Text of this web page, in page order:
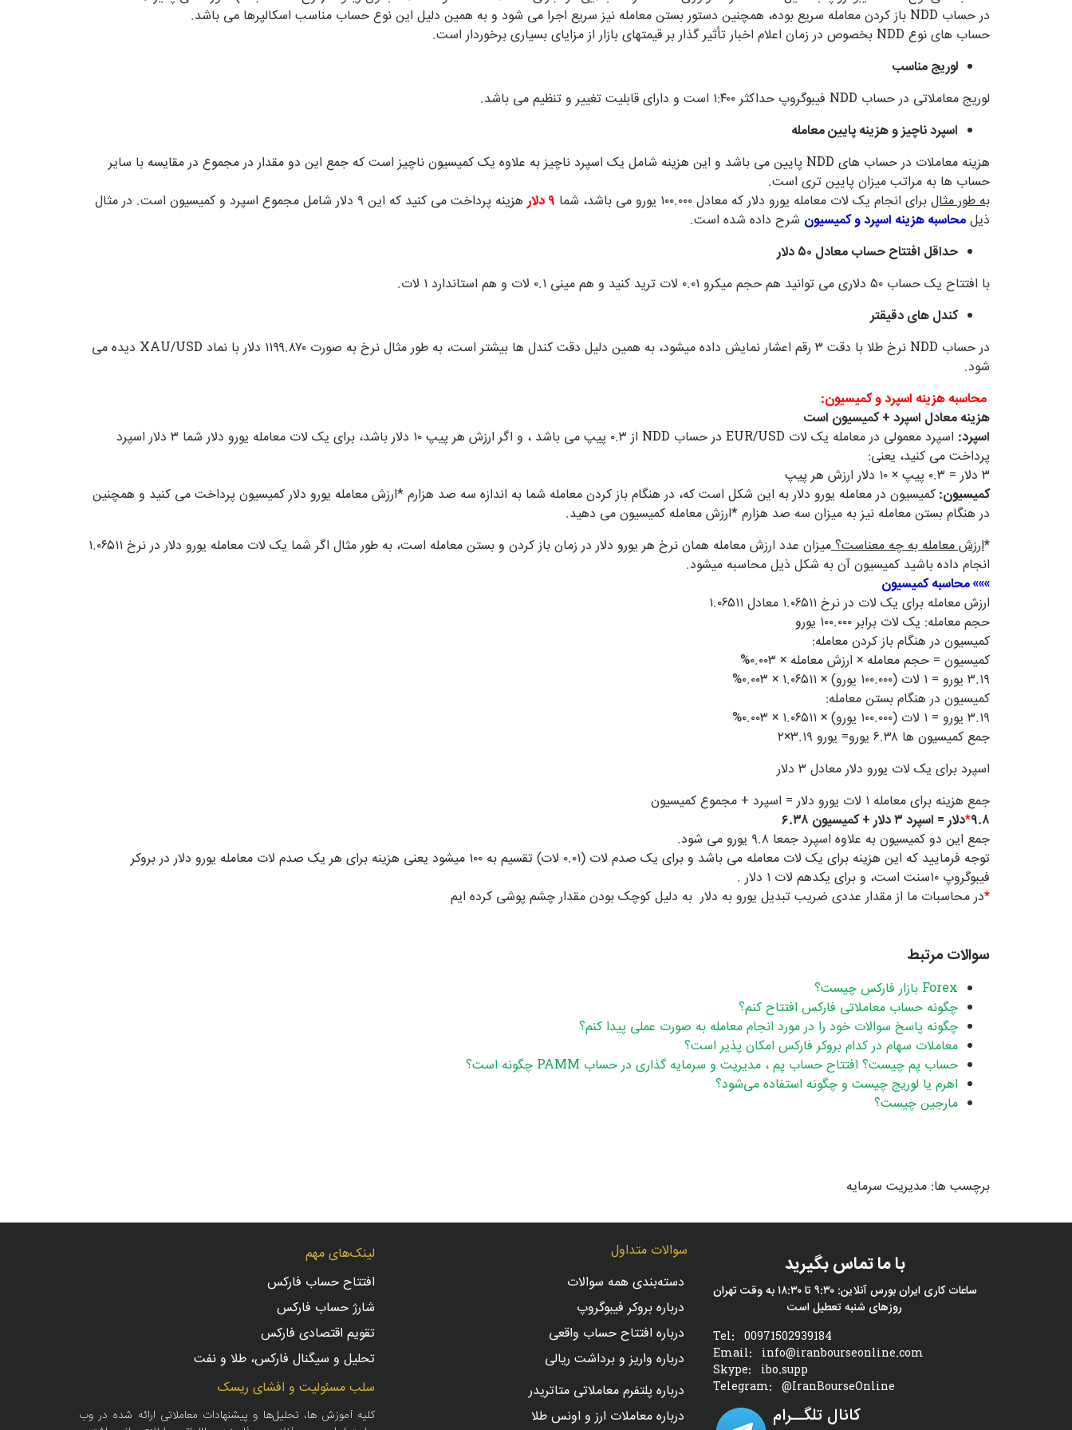
در حساب NDD باز کردن معامله سریع بوده، همچنین دستور بستن معامله نیز سریع اجرا می شود و به همین دلیل این نوع حساب مناسب اسکالپرها می باشد.
حساب های نوع NDD بخصوص در زمان اعلام اخبار تأثیر گذار بر قیمتهای بازار از مزایای بسیاری برخوردار است.
لوریج مناسب
لوریج معاملاتی در حساب NDD فیبوگروپ حداکثر ۱:۴۰۰ است و دارای قابلیت تغییر و تنظیم می باشد.
اسپرد ناچیز و هزینه پایین معامله
هزینه معاملات در حساب های NDD پایین می باشد و این هزینه شامل یک اسپرد ناچیز به علاوه یک کمیسیون ناچیز است که جمع این دو مقدار در مجموع در مقایسه با سایر
حساب ها به مراتب میزان پایین تری است.
به طور مثالبرای انجام یک لات معامله یورو دلار که معادل ۱۰۰.۰۰۰ یورو می باشد، شما ۹ دلار
هزینه پرداخت می کنید که این ۹ دلار شامل مجموع اسپرد و کمیسیون است. در مثال
ذیلمحاسبه هزینه اسپرد و کمیسیون شرح داده شده است.
حداقل افتتاح حساب معادل ۵۰ دلار
با افتتاح یک حساب ۵۰ دلاری می توانید هم حجم میکرو ۰.۰۱ لات ترید کنید و هم مینی ۰.۱ لات و هم استاندارد ۱ لات.
کندل های دقیقتر
در حساب NDD نرخ طلا با دقت ۳ رقم اعشار نمایش داده میشود، به همین دلیل دقت کندل ها بیشتر است، به طور مثال نرخ به صورت ۱۱۹۹.۸۷۰ دلار با نماد XAU/USD دیده می
شود.
محاسبه هزینه اسپرد و کمیسیون:
هزینه معادل اسپرد + کمیسیون است
اسپرد:
اسپرد معمولی در معامله یک لات EUR/USD در حساب NDD از ۰.۳ پیپ می باشد ، و اگر ارزش هر پیپ ۱۰ دلار باشد، برای یک لات معامله یورو دلار شما ۳ دلار اسپرد
پرداخت می کنید، یعنی:
۳ دلار = ۰.۳ پیپ × ۱۰ دلار ارزش هر پیپ
کمیسیون:کمیسیون در معامله یورو دلار به این شکل است که، در هنگام باز کردن معامله شما به اندازه سه صد هزارم *ارزش معامله یورو دلار کمیسیون پرداخت می کنید و همچنین
در هنگام بستن معامله نیز به میزان سه صد هزارم *ارزش معامله کمیسیون می دهید.
*ارزش معامله به چه معناست؟
میزان عدد ارزش معامله همان نرخ هر یورو دلار در زمان باز کردن و بستن معامله است، به طور مثال اگر شما یک لات معامله یورو دلار در نرخ ۱.۰۶۵۱۱
انجام داده باشید کمیسیون آن به شکل ذیل محاسبه میشود.
»»»محاسبه کمیسیون
ارزش معامله برای یک لات در نرخ ۱.۰۶۵۱۱ معادل ۱.۰۶۵۱۱
حجم معامله: یک لات برابر ۱۰۰.۰۰۰ یورو
کمیسیون در هنگام باز کردن معامله:
کمیسیون = حجم معامله × ارزش معامله × ۰.۰۰۳%
۳.۱۹ یورو = ۱ لات (۱۰۰.۰۰۰ یورو) × ۱.۰۶۵۱۱ × ۰.۰۰۳%
کمیسیون در هنگام بستن معامله:
۳.۱۹ یورو = ۱ لات (۱۰۰.۰۰۰ یورو) × ۱.۰۶۵۱۱ × ۰.۰۰۳%
جمع کمیسیون ها ۶.۳۸ یورو= یورو ۳.۱۹×۲
اسپرد برای یک لات یورو دلار معادل ۳ دلار
جمع هزینه برای معامله ۱ لات یورو دلار = اسپرد + مجموع کمیسیون
۹.۸*دلار = اسپرد ۳ دلار + کمیسیون ۶.۳۸
جمع این دو کمیسیون به علاوه اسپرد جمعا ۹.۸ یورو می شود.
توجه فرمایید که این هزینه برای یک لات معامله می باشد و برای یک صدم لات (۰.۰۱ لات) تقسیم به ۱۰۰ میشود یعنی هزینه برای هر یک صدم لات معامله یورو دلار در بروکر
فیبوگروپ ۱۰سنت است، و برای یکدهم لات ۱ دلار .
*در محاسبات ما از مقدار عددی ضریب تبدیل یورو به دلار به دلیل کوچک بودن مقدار چشم پوشی کرده ایم
سوالات مرتبط
Forex بازار فارکس چیست؟
چگونه حساب معاملاتی فارکس افتتاح کنم؟
چگونه پاسخ سوالات خود را در مورد انجام معامله به صورت عملی پیدا کنم؟
معاملات سهام در کدام بروکر فارکس امکان پذیر است؟
حساب پم چیست؟ افتتاح حساب پم ، مدیریت و سرمایه گذاری در حساب PAMM چگونه است؟
اهرم یا لوریج چیست و چگونه استفاده می‌شود؟
مارجین چیست؟
برچسب ها: مدیریت سرمایه
با ما تماس بگیرید
ساعات کاری ایران بورس آنلاین: ۹:۳۰ تا ۱۸:۳۰ به وقت تهران
روزهای شنبه تعطیل است
Tel: 00971502939184
Email: info@iranbourseonline.com
Skype: ibo.supp
Telegram: @IranBourseOnline
کانال تلگــرام
سوالات متداول
دسته‌بندی همه سوالات
درباره بروکر فیبوگروپ
درباره افتتاح حساب واقعی
درباره واریز و برداشت ریالی
درباره پلتفرم معاملاتی متاتریدر
درباره معاملات ارز و اونس طلا
لینک‌های مهم
افتتاح حساب فارکس
شارژ حساب فارکس
تقویم اقتصادی فارکس
تحلیل و سیگنال فارکس، طلا و نفت
سلب مسئولیت و افشای ریسک
کلیه آموزش ها، تحلیل‌ها و پیشنهادات معاملاتی ارائه شده در وب